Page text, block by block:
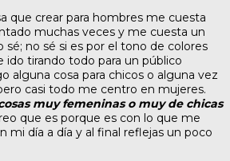
que crear para hombres me cuesta
muchas veces y me cuesta un
sé; no sé si es por el tono de colores
ido tirando todo para un público
alguna cosa para chicos o alguna vez
casi todo me centro en mujeres.
muy femeninas o muy de chicas
que es porque es con lo que me
mi día a día y al final reflejas un poco